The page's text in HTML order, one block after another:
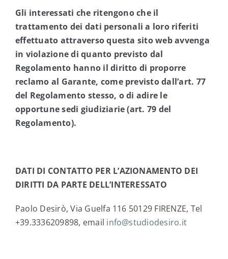
Gli interessati che ritengono che il
trattamento dei dati personali a loro riferiti
effettuato attraverso questa sito web avvenga
in violazione di quanto previsto dal
Regolamento hanno il diritto di proporre
reclamo al Garante, come previsto dall’art. 77
del Regolamento stesso, o di adire le
opportune sedi giudiziarie (art. 79 del
Regolamento).
DATI DI CONTATTO PER L’AZIONAMENTO DEI
DIRITTI DA PARTE DELL’INTERESSATO
Paolo Desirò, Via Guelfa 116 50129 FIRENZE, Tel
+39.3336209898, email info@studiodesiro.it